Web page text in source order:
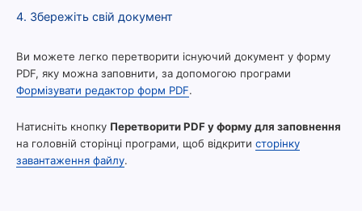
4. Збережіть свій документ
Ви можете легко перетворити існуючий документ у форму
PDF, яку можна заповнити, за допомогою програми
Формізувати редактор форм PDF.
Натисніть кнопку Перетворити PDF у форму для заповнення
на головній сторінці програми, щоб відкрити сторінку
завантаження файлу.